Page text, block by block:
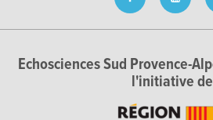
Echosciences Sud Provence-
l'initiative